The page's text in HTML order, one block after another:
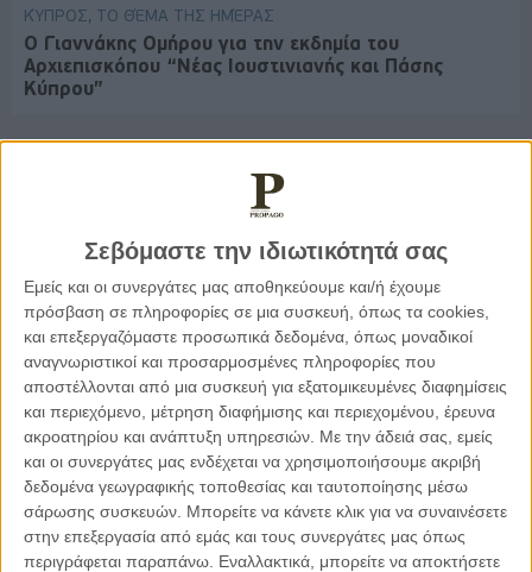
Σεβόμαστε την ιδιωτικότητά σας
Εμείς και οι συνεργάτες μας αποθηκεύουμε και/ή έχουμε
πρόσβαση σε πληροφορίες σε μια συσκευή, όπως τα cookies,
και επεξεργαζόμαστε προσωπικά δεδομένα, όπως μοναδικοί
αναγνωριστικοί και προσαρμοσμένες πληροφορίες που
αποστέλλονται από μια συσκευή για εξατομικευμένες διαφημίσεις
και περιεχόμενο, μέτρηση διαφήμισης και περιεχομένου, έρευνα
ακροατηρίου και ανάπτυξη υπηρεσιών. Με την άδειά σας, εμείς
και οι συνεργάτες μας ενδέχεται να χρησιμοποιήσουμε ακριβή
δεδομένα γεωγραφικής τοποθεσίας και ταυτοποίησης μέσω
σάρωσης συσκευών. Μπορείτε να κάνετε κλικ για να συναινέσετε
στην επεξεργασία από εμάς και τους συνεργάτες μας όπως
περιγράφεται παραπάνω. Εναλλακτικά, μπορείτε να αποκτήσετε
ΚΎΠΡΟΣ, ΤΟ ΘΈΜΑ ΤΗΣ ΗΜΈΡΑΣ
Ο Γιαννάκης Ομήρου για την εκδημία του
Αρχιεπισκόπου “Νέας Ιουστινιανής και Πάσης
Κύπρου”
Κέλλυ Καμπάκη
Κέλλυ Καμπάκη: Η μαμά της Έμμας
γράφει για την “ισόβια καταδίκη
της”
Γιάννης Πανούσης
Οι μόνοι αθώοι